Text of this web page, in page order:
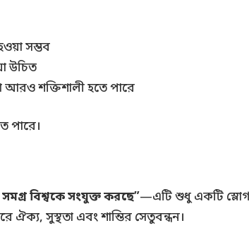
সম্ভব
উচিত
শক্তিশালী হতে পারে
পারে।
বিশ্বকে সংযুক্ত করছে”—এটি শুধু একটি
ঐক্য, সুস্থতা এবং শান্তির সেতুবন্ধন।